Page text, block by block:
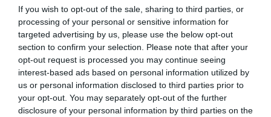
If you wish to opt-out of the sale, sharing to third parties, or
processing of your personal or sensitive information for
targeted advertising by us, please use the below opt-out
section to confirm your selection. Please note that after your
opt-out request is processed you may continue seeing
interest-based ads based on personal information utilized by
us or personal information disclosed to third parties prior to
your opt-out. You may separately opt-out of the further
disclosure of your personal information by third parties on the
ki, hogy kiderüljön, visszajár-e a környékre a kölyök
anyja. A vadon élő állatok kicsinyeinél ez mindig
fontos szempont, hiszen sokszor akkor is a közelben
lehet a szülő, ha az ember nem látja.
Bár közel két napon át várták az
anyamacska visszatérését, az állat végül